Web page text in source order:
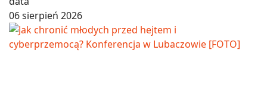
06 sierpień 2026